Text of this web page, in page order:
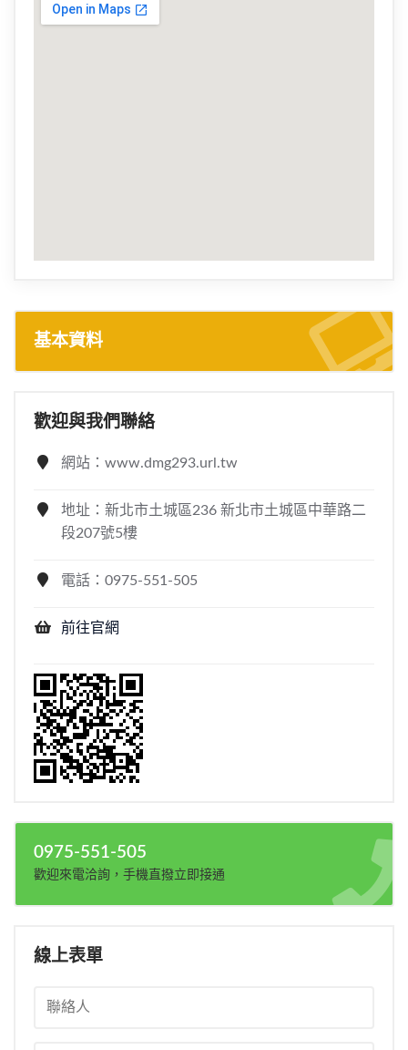
基本資料
歡迎與我們聯絡
網站：www.dmg293.url.tw
地址：新北市土城區236 新北市土城區中華路二
段207號5樓
電話：0975-551-505
前往官網
0975-551-505
歡迎來電洽詢，手機直撥立即接通
線上表單